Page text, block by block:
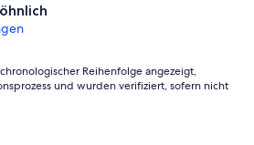
Reihenfolge angezeigt,
und wurden verifiziert, sofern nicht